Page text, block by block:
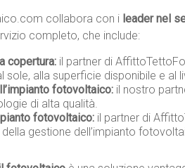
collabora con i leader nel
completo, che include:
copertura: il partner di
sole, alla superficie disponibile e al
fotovoltaico: il nostro
di alta qualità.
fotovoltaico: il partner di
gestione dell’impianto